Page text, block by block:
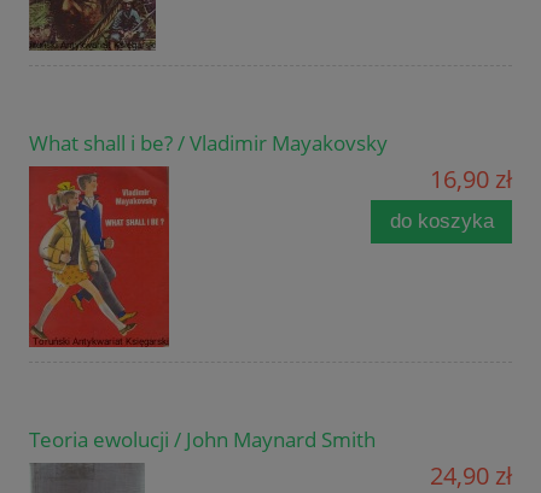
What shall i be? / Vladimir Mayakovsky
16,90 zł
do koszyka
Teoria ewolucji / John Maynard Smith
24,90 zł